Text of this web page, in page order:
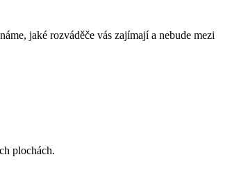
jaké rozváděče vás zajímají a nebude mezi
plochách.